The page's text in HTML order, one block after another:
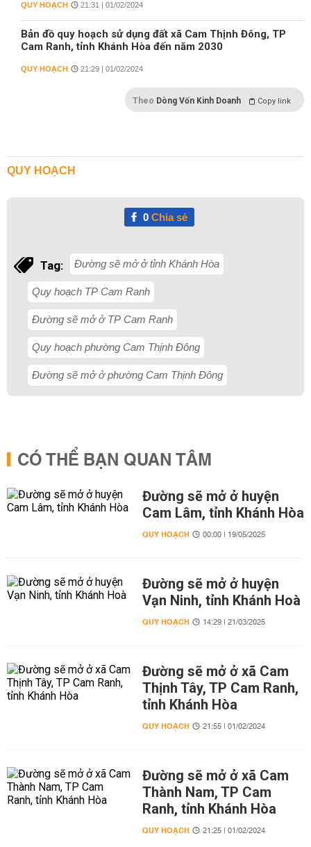
QUY HOẠCH 21:31 | 01/02/2024
Bản đồ quy hoạch sử dụng đất xã Cam Thịnh Đông, TP
Cam Ranh, tỉnh Khánh Hòa đến năm 2030
QUY HOẠCH 21:29 | 01/02/2024
Theo Dòng Vốn Kinh Doanh Copy link
QUY HOẠCH
0Chia sẻ
Tag: Đường sẽ mở ở tỉnh Khánh Hòa
Quy hoạch TP Cam Ranh
Đường sẽ mở ở TP Cam Ranh
Quy hoạch phường Cam Thịnh Đông
Đường sẽ mở ở phường Cam Thịnh Đông
CÓ THỂ BẠN QUAN TÂM
Đường sẽ mở ở huyện
Cam Lâm, tỉnh Khánh Hòa
QUY HOẠCH 00:00 | 19/05/2025
Đường sẽ mở ở huyện
Vạn Ninh, tỉnh Khánh Hoà
QUY HOẠCH 14:29 | 21/03/2025
Đường sẽ mở ở xã Cam
Thịnh Tây, TP Cam Ranh,
tỉnh Khánh Hòa
QUY HOẠCH 21:55 | 01/02/2024
Đường sẽ mở ở xã Cam
Thành Nam, TP Cam
Ranh, tỉnh Khánh Hòa
QUY HOẠCH 21:25 | 01/02/2024